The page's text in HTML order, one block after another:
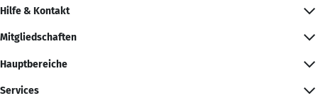
Hilfe & Kontakt
Mitgliedschaften
Hauptbereiche
Services